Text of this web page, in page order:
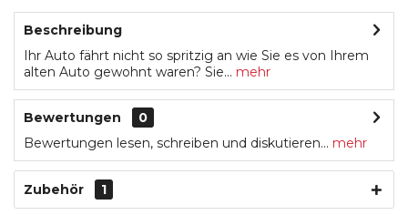
Beschreibung
Ihr Auto fährt nicht so spritzig an wie Sie es von Ihrem
alten Auto gewohnt waren? Sie... mehr
Bewertungen
0
Bewertungen lesen, schreiben und diskutieren... mehr
Zubehör 1